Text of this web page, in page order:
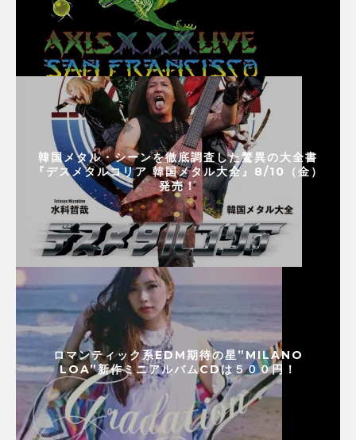
韓国メタル・シーンを徹底調査した驚異の大全書
『デスメタルコリア 韓国メタル大全』8/10（金）
発売！
ロマンティック系EDM期待の星”MILANO
LOA”新作ミニアルバムCDは５００円！